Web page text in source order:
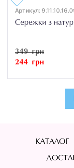
Артикул:
Сережки з
349 грн
244 грн
КАТАЛОГ